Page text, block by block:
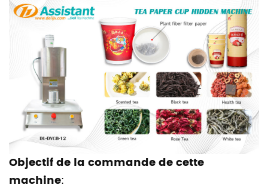
Objectif de la commande de cette
machine: